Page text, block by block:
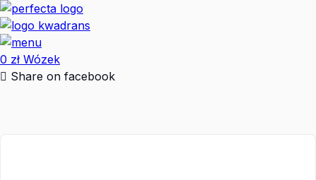
Przejdź
do
treści
0 zł Wózek
Share on facebook